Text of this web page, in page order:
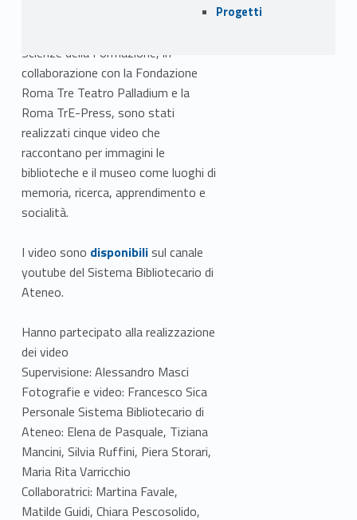
Scienze della Formazione, in
collaborazione con la Fondazione
Roma Tre Teatro Palladium e la
Roma TrE-Press, sono stati
realizzati cinque video che
raccontano per immagini le
biblioteche e il museo come luoghi di
memoria, ricerca, apprendimento e
socialità.
I video sono Link identifier #identifier__164103-2
disponibilisul canale
youtube del Sistema Bibliotecario di
Ateneo.
Hanno partecipato alla realizzazione
dei video
Supervisione: Alessandro Masci
Fotografie e video: Francesco Sica
Personale Sistema Bibliotecario di
Ateneo: Elena de Pasquale, Tiziana
Mancini, Silvia Ruffini, Piera Storari,
Maria Rita Varricchio
Collaboratrici: Martina Favale,
Matilde Guidi, Chiara Pescosolido,
Progetti